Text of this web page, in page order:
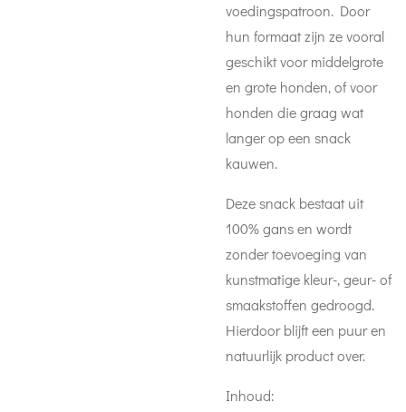
voedingspatroon. Door
hun formaat zijn ze vooral
geschikt voor middelgrote
en grote honden, of voor
honden die graag wat
langer op een snack
kauwen.
Deze snack bestaat uit
100% gans en wordt
zonder toevoeging van
kunstmatige kleur-, geur- of
smaakstoffen gedroogd.
Hierdoor blijft een puur en
natuurlijk product over.
Inhoud: